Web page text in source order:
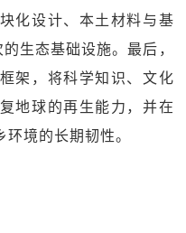
化设计、本土材料与基
生态基础设施。最后，
架，将科学知识、文化
地球的再生能力，并在
境的长期韧性。